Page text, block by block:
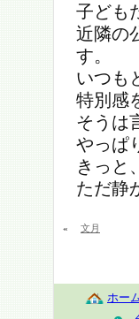
子ども
近隣の
す。
いつも
特別感
そうは
やっぱ
きっと
ただ静
« 文月
ホー